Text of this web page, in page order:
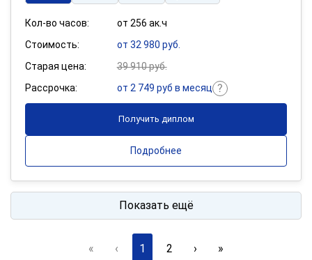
Кол-во часов:
от 256 ак.ч
Стоимость:
от 32 980 руб.
Старая цена:
39 910 руб.
Рассрочка:
от 2 749 руб в месяц
Получить диплом
Подробнее
Показать ещё
« ‹ 1 2 › »